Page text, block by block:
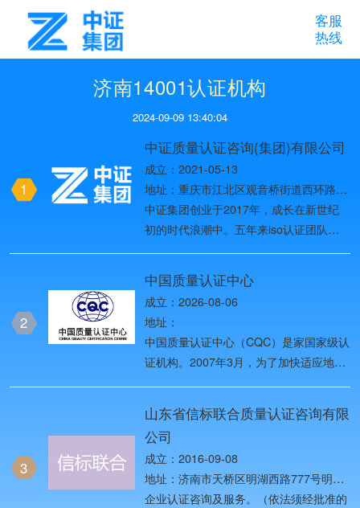
客服
热线
济南14001认证机构
2024-09-09 13:40:04
1
中证质量认证咨询(集团)有限公司
成立：2021-05-13
地址：重庆市江北区观音桥街道西环路8
号1幢37-10
中证集团创业于2017年，成长在新世纪
初的时代浪潮中。五年来iso认证团队始
际化战略、全球化品牌战略四个发展阶
段，2019年进入第五个发展阶段——网
络化战略阶段，团队目前已发展为全国
ISO体系认证头部品牌。
2
中国质量认证中心
成立：2026-08-06
地址：
中国质量认证中心（CQC）是家国家级认
证机构。2007年3月，为了加快适应地方
（CQC）与原中国检验认证集团
（CCIC）等机构进行重组改革，以做优
做强CQC和CCIC两个品牌 。
3
山东省信标联合质量认证咨询有限
公司
成立：2016-09-08
地址：济南市天桥区明湖西路777号明湖
广场1号楼1217室
企业认证咨询及服务。（依法须经批准的